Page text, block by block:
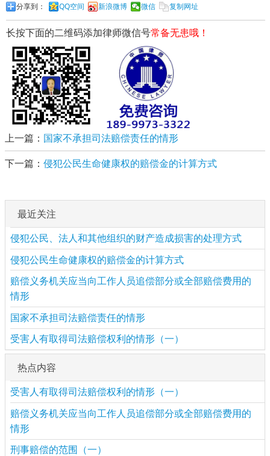
分享到： QQ空间 新浪微博 微信 复制网址
长按下面的二维码添加律师微信号常备无患哦！
上一篇： 国家不承担司法赔偿责任的情形
下一篇： 侵犯公民生命健康权的赔偿金的计算方式
最近关注
侵犯公民、法人和其他组织的财产造成损害的处理方式
侵犯公民生命健康权的赔偿金的计算方式
赔偿义务机关应当向工作人员追偿部分或全部赔偿费用的
情形
国家不承担司法赔偿责任的情形
受害人有取得司法赔偿权利的情形（一）
热点内容
受害人有取得司法赔偿权利的情形（一）
赔偿义务机关应当向工作人员追偿部分或全部赔偿费用的
情形
刑事赔偿的范围（一）